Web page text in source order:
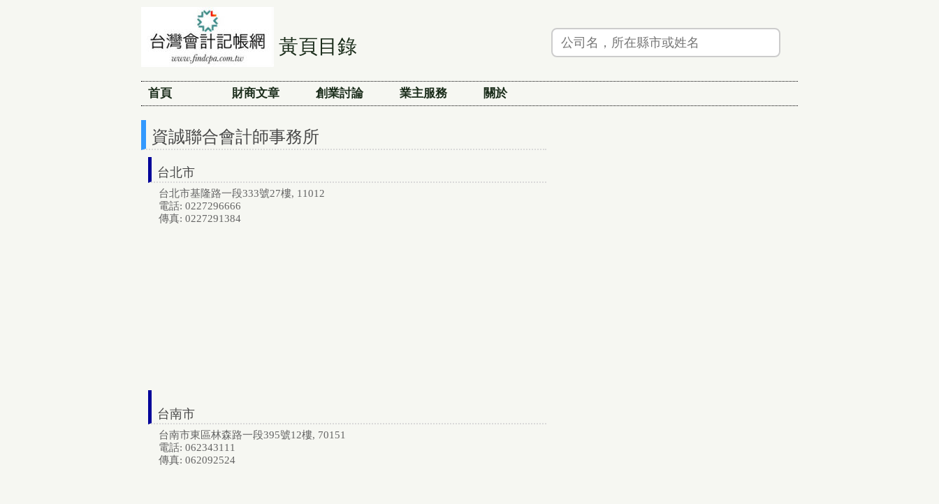
黃頁目錄
首頁 財商文章 創業討論 業主服務 關於
資誠聯合會計師事務所
台北市
台北市基隆路一段333號27樓, 11012
電話: 0227296666
傳真: 0227291384
台南市
台南市東區林森路一段395號12樓, 70151
電話: 062343111
傳真: 062092524